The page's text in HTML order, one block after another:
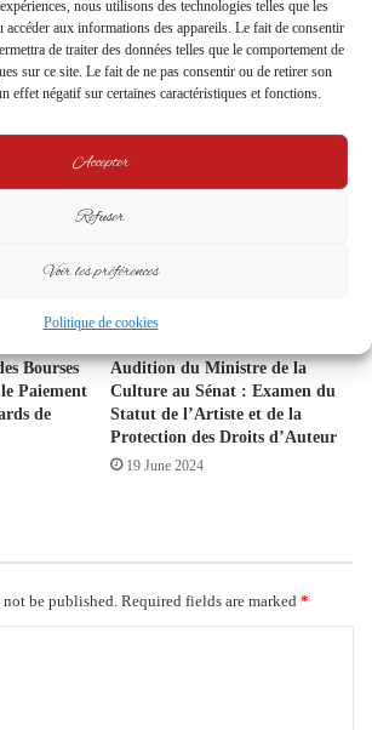
nous utilisons des technologies telles que les
accéder aux informations des appareils. Le fait de consentir
de traiter des données telles que le comportement de
sur ce site. Le fait de ne pas consentir ou de retirer son
effet négatif sur certaines caractéristiques et fonctions.
Accepter
Refuser
Voir les préférences
Politique de cookies
visite à
de
pour
Gabon / 1er Mai 2026 :
Jacqueline Ilogue-Bignoumba
face au défi de la « dignité du
Bourses
Paiement
de
Audition du Ministre de la
Culture au Sénat : Examen du
Statut de l’Artiste et de la
Protection des Droits d’Auteur
19 June 2024
be published. Required fields are marked *